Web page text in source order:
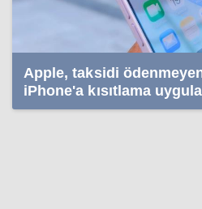
Apple, taksidi
iPhone'a kısıtlama